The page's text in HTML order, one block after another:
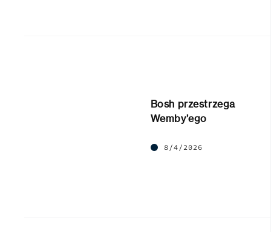
Bosh przestrzega
Wemby’ego
8/4/2026